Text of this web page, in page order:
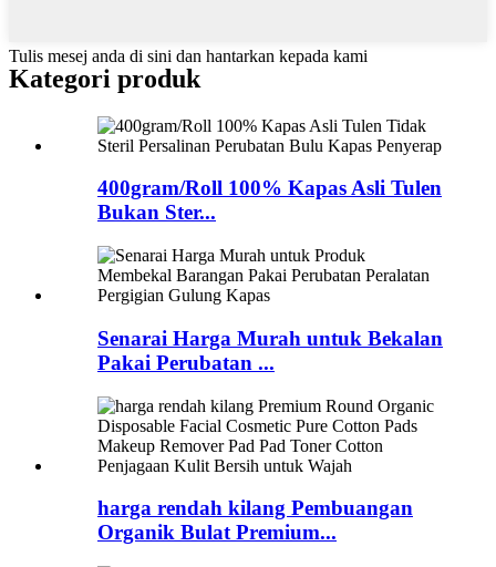
Tulis mesej anda di sini dan hantarkan kepada kami
Kategori produk
400gram/Roll 100% Kapas Asli Tulen
Bukan Ster...
Senarai Harga Murah untuk Bekalan
Pakai Perubatan ...
harga rendah kilang Pembuangan
Organik Bulat Premium...